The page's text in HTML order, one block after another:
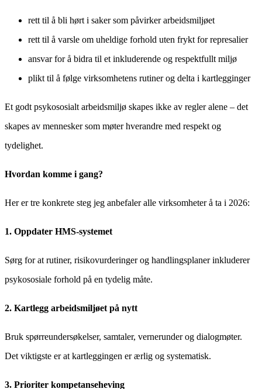
rett til å bli hørt i saker som påvirker arbeidsmiljøet
rett til å varsle om uheldige forhold uten frykt for represalier
ansvar for å bidra til et inkluderende og respektfullt miljø
plikt til å følge virksomhetens rutiner og delta i kartlegginger
Et godt psykososialt arbeidsmiljø skapes ikke av regler alene – det
skapes av mennesker som møter hverandre med respekt og
tydelighet.
Hvordan komme i gang?
Her er tre konkrete steg jeg anbefaler alle virksomheter å ta i 2026:
1. Oppdater HMS-systemet
Sørg for at rutiner, risikovurderinger og handlingsplaner inkluderer
psykososiale forhold på en tydelig måte.
2. Kartlegg arbeidsmiljøet på nytt
Bruk spørreundersøkelser, samtaler, vernerunder og dialogmøter.
Det viktigste er at kartleggingen er ærlig og systematisk.
3. Prioriter kompetanseheving